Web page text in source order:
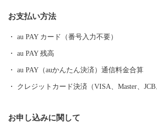
ふるさと納税による寄附金控除はできますが、
たしませんので、ご了承ください。
お支払い方法
au PAY カード（番号入力不要）
au PAY 残高
au PAY（auかんたん決済）通信料金合算
クレジットカード決済（VISA、Master、JCB
お申し込みに関して